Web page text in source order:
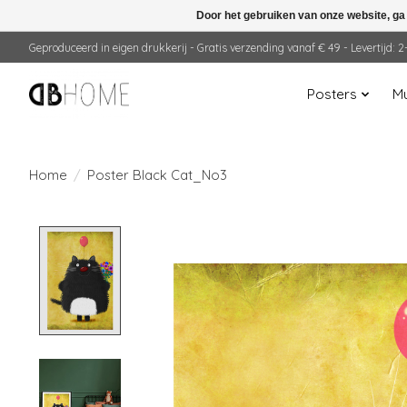
Geproduceerd in eigen drukkerij - Gratis verzending vanaf € 49 - Levertijd:
Posters
Home / Poster Black Cat_No3
Door het gebruiken van onze website,